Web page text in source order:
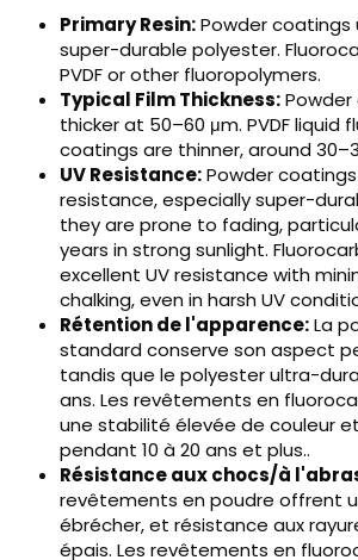
Primary Resin:Powder coatings
super-durable polyester.
PVDF or other fluoropolymers.
Typical Film Thickness:
thicker at 50–60 μm. PVDF liquid
coatings are thinner,around
UV Resistance:Powder
resistance,especially super-
they are prone to fading,
years in strong sunlight.
excellent UV resistance with
chalking,even in harsh UV
Rétention de l'apparence:La
standard conserve son aspect
tandis que le polyester ultra-
ans. Les revêtements en
une stabilité élevée de couleur
pendant 10 à 20 ans et plus..
Résistance aux chocs/à
revêtements en poudre offrent
ébrécher, et résistance aux
épais. Les revêtements en